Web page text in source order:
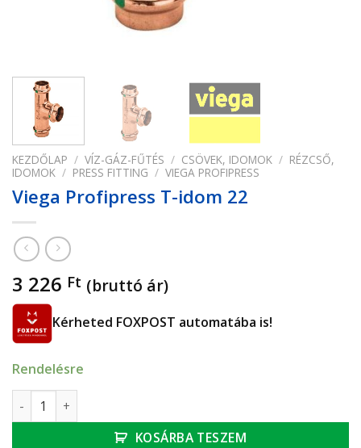
KEZDŐLAP / VÍZ-GÁZ-FŰTÉS / CSÖVEK, IDOMOK / RÉZCSŐ,
IDOMOK / PRESS FITTING / VIEGA PROFIPRESS
Viega Profipress T-idom 22
3 226 Ft (bruttó ár)
Kérheted FOXPOST automatába is!
Rendelésre
Viega Profipress T-idom 22 mennyiség
KOSÁRBA TESZEM